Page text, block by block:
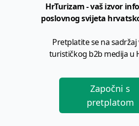
HrTurizam - vaš izvor
poslovnog svijeta
Pretplatite se na sadržaj
turističkog b2b medija u
Započni s
pretplatom